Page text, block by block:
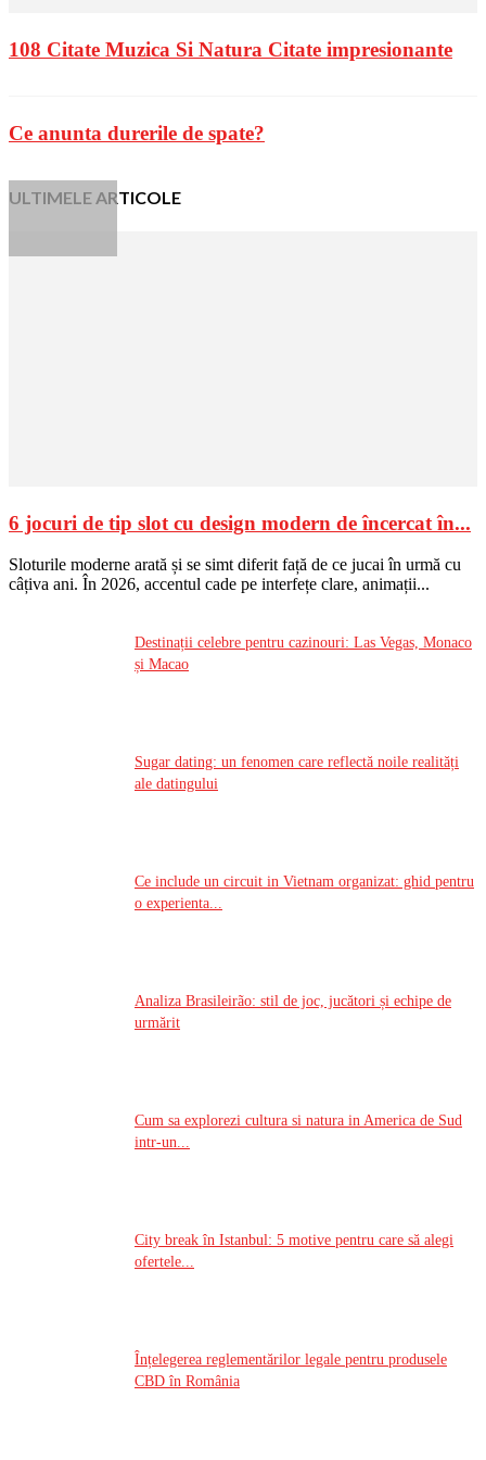
108 Citate Muzica Si Natura Citate impresionante
Ce anunta durerile de spate?
ULTIMELE ARTICOLE
6 jocuri de tip slot cu design modern de încercat în...
Sloturile moderne arată și se simt diferit față de ce jucai în urmă cu
câțiva ani. În 2026, accentul cade pe interfețe clare, animații...
Destinații celebre pentru cazinouri: Las Vegas, Monaco
și Macao
Sugar dating: un fenomen care reflectă noile realități
ale datingului
Ce include un circuit in Vietnam organizat: ghid pentru
o experienta...
Analiza Brasileirão: stil de joc, jucători și echipe de
urmărit
Cum sa explorezi cultura si natura in America de Sud
intr-un...
City break în Istanbul: 5 motive pentru care să alegi
ofertele...
Înțelegerea reglementărilor legale pentru produsele
CBD în România